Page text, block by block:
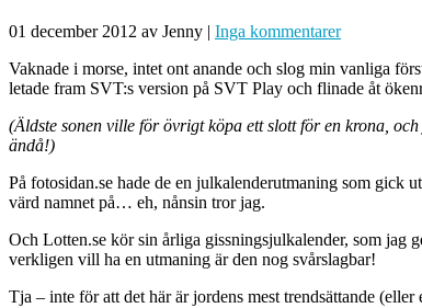
01 december 2012 av Jenny | Inga kommentarer
Vaknade i morse, intet ont anande och slog min vanliga
letade fram SVT:s version på SVT Play och flinade åt
(Äldste sonen ville för övrigt köpa ett slott för en krona,
ändå!)
På fotosidan.se hade de en julkalenderutmaning som gick
värd namnet på… eh, nånsin tror jag.
Och Lotten.se kör sin årliga gissningsjulkalender, som jag
verkligen vill ha en utmaning är den nog svårslagbar!
Tja – inte för att det här är jordens mest trendsättande